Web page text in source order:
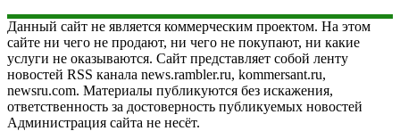
Данный сайт не является коммерческим проектом. На этом
сайте ни чего не продают, ни чего не покупают, ни какие
услуги не оказываются. Сайт представляет собой ленту
новостей RSS канала news.rambler.ru, kommersant.ru,
newsru.com. Материалы публикуются без искажения,
ответственность за достоверность публикуемых новостей
Администрация сайта не несёт.